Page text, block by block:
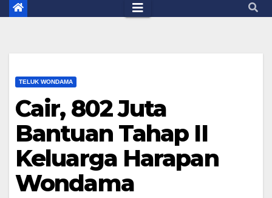
TELUK WONDAMA
Cair, 802 Juta
Bantuan Tahap II
Keluarga Harapan
Wondama